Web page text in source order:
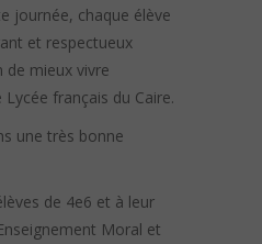
journée, chaque élève
et respectueux
de mieux vivre
français du Caire.
une très bonne
de 4e6 et à leur
Moral et